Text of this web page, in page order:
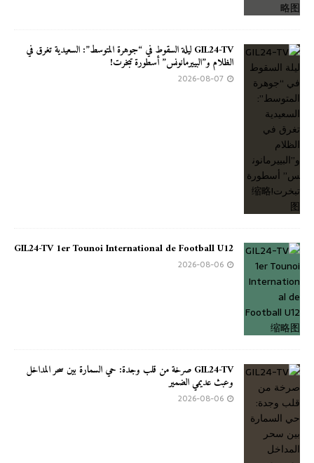
GIL24-TV ليلة السقوط في “جوهرة المتوسط”: السعيدية تغرق في
الظلام و”البييرمانونس” أسطورة تبخرت!
2026-08-07
GIL24-TV 1er Tounoi International de Football U12
2026-08-06
GIL24-TV صرخة من قلب وجدة: حي السمارة بين سحر المداخل
وعبث عديمي الضمير
2026-08-06